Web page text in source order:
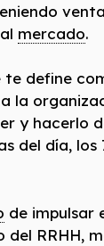
mercado.
define
la
y hacerlo
del día, los
de impulsar
RRHH,